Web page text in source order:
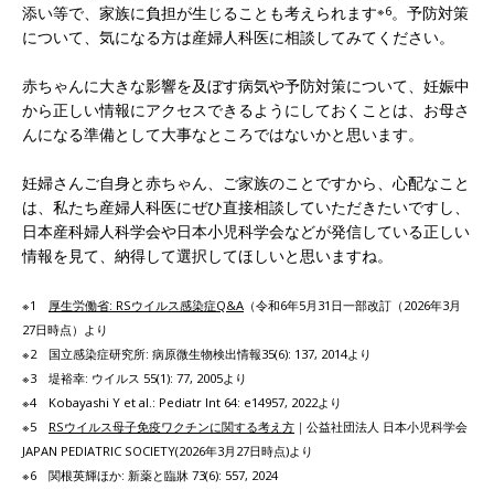
添い等で、家族に負担が生じることも考えられます※6。予防対策
について、気になる方は産婦人科医に相談してみてください。
赤ちゃんに大きな影響を及ぼす病気や予防対策について、妊娠中
から正しい情報にアクセスできるようにしておくことは、お母さ
んになる準備として大事なところではないかと思います。
妊婦さんご自身と赤ちゃん、ご家族のことですから、心配なこと
は、私たち産婦人科医にぜひ直接相談していただきたいですし、
日本産科婦人科学会や日本小児科学会などが発信している正しい
情報を見て、納得して選択してほしいと思いますね。
※1 厚生労働省: RSウイルス感染症Q&A （令和6年5月31日一部改訂（2026年3月
27日時点）より
※2 国立感染症研究所: 病原微生物検出情報35(6): 137, 2014より
※3 堤裕幸: ウイルス 55(1): 77, 2005より
※4 Kobayashi Y et al.: Pediatr Int 64: e14957, 2022より
※5 RSウイルス母子免疫ワクチンに関する考え方 ｜公益社団法人 日本小児科学会
JAPAN PEDIATRIC SOCIETY(2026年3月27日時点)より
※6 関根英輝ほか: 新薬と臨牀 73(6): 557, 2024